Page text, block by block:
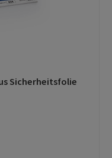
von 5 Sternen
Sicherheitsfolie